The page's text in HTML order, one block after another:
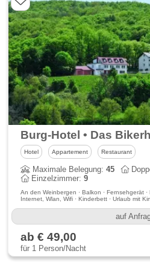
Hotel Appartement Restaurant
Maximale Belegung:45
Einzelzimmer:9
An den Weinbergen · Balkon · Fernsehgerät ·
Internet, Wlan, Wifi · Kinderbett · Urlaub mit
auf
ab € 49,00
für 1 Person/Nacht